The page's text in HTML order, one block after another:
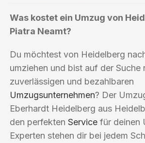
Was kostet ein Umzug von
Piatra Neamt?
Du möchtest von Heidelberg
umziehen und bist auf der Suche
zuverlässigen und bezahlbaren
Umzugsunternehmen? Der
Eberhardt Heidelberg aus
den perfekten Service für deinen
Experten stehen dir bei jedem